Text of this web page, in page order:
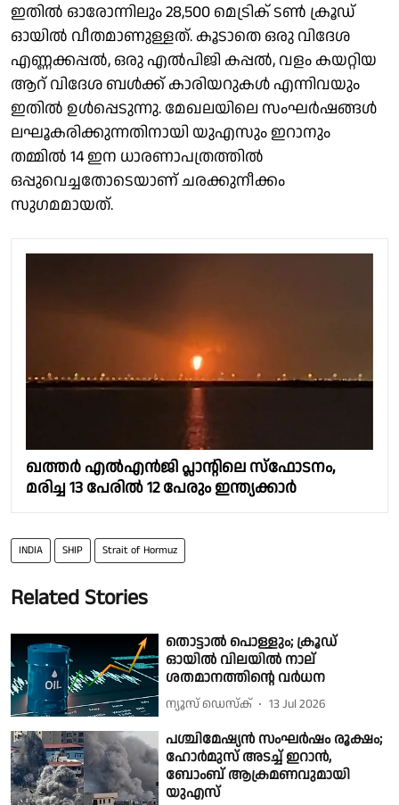
ഇതിൽ ഓരോന്നിലും 28,500 മെട്രിക് ടൺ ക്രൂഡ്
ഓയിൽ വീതമാണുള്ളത്. കൂടാതെ ഒരു വിദേശ
എണ്ണക്കപ്പൽ, ഒരു എൽപിജി കപ്പൽ, വളം കയറ്റിയ
ആറ് വിദേശ ബൾക്ക് കാരിയറുകൾ എന്നിവയും
ഇതിൽ ഉൾപ്പെടുന്നു. മേഖലയിലെ സംഘർഷങ്ങൾ
ലഘൂകരിക്കുന്നതിനായി യുഎസും ഇറാനും
തമ്മിൽ 14 ഇന ധാരണാപത്രത്തിൽ
ഒപ്പുവെച്ചതോടെയാണ് ചരക്കുനീക്കം
സുഗമമായത്.
ഖത്തര്‍ എല്‍എന്‍ജി പ്ലാന്റിലെ സ്‌ഫോടനം,
മരിച്ച 13 പേരിൽ 12 പേരും ഇന്ത്യക്കാർ
INDIA SHIP Strait of Hormuz
Related Stories
തൊട്ടാൽ പൊള്ളും; ക്രൂഡ്
ഓയിൽ വിലയിൽ നാല്
ശതമാനത്തിൻ്റെ വർധന
ന്യൂസ് ഡെസ്ക് 13 Jul 2026
പശ്ചിമേഷ്യൻ സംഘർഷം രൂക്ഷം;
ഹോർമുസ് അടച്ച് ഇറാൻ,
ബോംബ് ആക്രമണവുമായി
യുഎസ്